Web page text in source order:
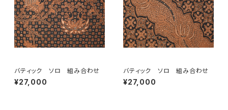
バティック ソロ 組み合わせ
¥27,000
バティック ソロ 組み合わせ
¥27,000